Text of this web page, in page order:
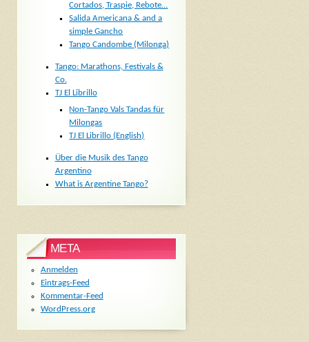
Cortados, Traspie, Rebote…
Salida Americana & and a
simple Gancho
Tango Candombe (Milonga)
Tango: Marathons, Festivals &
Co.
TJ El Librillo
Non-Tango Vals Tandas für
Milongas
TJ El Librillo (English)
Über die Musik des Tango
Argentino
What is Argentine Tango?
META
Anmelden
Eintrags-Feed
Kommentar-Feed
WordPress.org